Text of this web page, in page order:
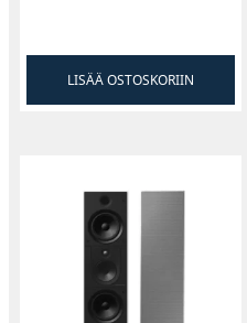
LISÄÄ OSTOSKORIIN